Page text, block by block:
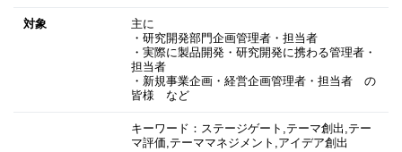
対象
主に
・研究開発部門企画管理者・担当者
・実際に製品開発・研究開発に携わる管理者・
担当者
・新規事業企画・経営企画管理者・担当者 の
皆様 など
キーワード：ステージゲート,テーマ創出,テー
マ評価,テーママネジメント,アイデア創出